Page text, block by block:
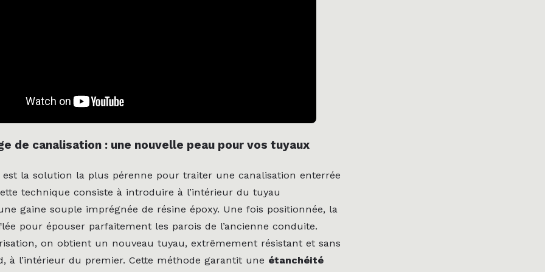
de canalisation : une nouvelle peau pour vos tuyaux
est la solution la plus pérenne pour traiter une canalisation enterrée
technique consiste à introduire à l’intérieur du tuyau
gaine souple imprégnée de résine époxy. Une fois positionnée, la
pour épouser parfaitement les parois de l’ancienne conduite.
on obtient un nouveau tuyau, extrêmement résistant et sans
à l’intérieur du premier. Cette méthode garantit une étanchéité